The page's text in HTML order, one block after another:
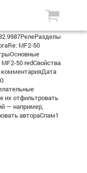
MF2-50
50 redСвойства
комментарияДата
их отфильтровать
— например,
автораСпам1